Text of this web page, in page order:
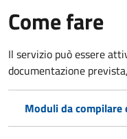
Come fare
Il servizio può essere
documentazione
Moduli da compilare